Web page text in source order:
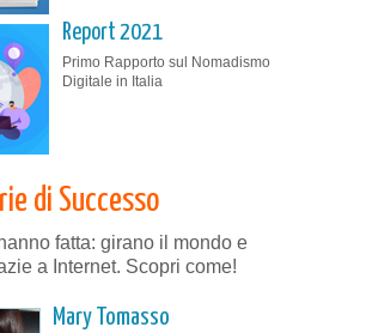
Report 2021
Primo Rapporto sul Nomadismo
Digitale in Italia
di Successo
fatta: girano il mondo e
a Internet. Scopri come!
Mary Tomasso